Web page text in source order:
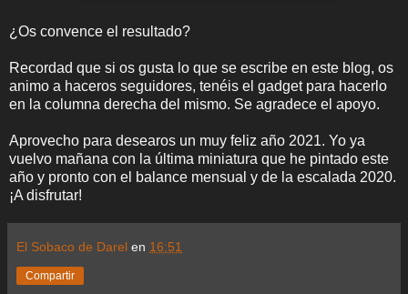
¿Os convence el resultado?
Recordad que si os gusta lo que se escribe en este blog, os
animo a haceros seguidores, tenéis el gadget para hacerlo
en la columna derecha del mismo. Se agradece el apoyo.
Aprovecho para desearos un muy feliz año 2021. Yo ya
vuelvo mañana con la última miniatura que he pintado este
año y pronto con el balance mensual y de la escalada 2020.
¡A disfrutar!
El Sobaco de Darel en 16:51
Compartir